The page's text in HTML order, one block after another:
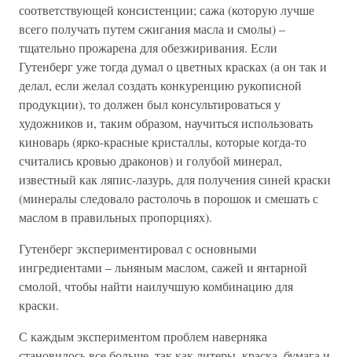
соответствующей консистенции; сажа (которую лучше
всего получать путем сжигания масла и смолы) –
тщательно прожарена для обезжиривания. Если
Гутенберг уже тогда думал о цветных красках (а он так и
делал, если желал создать конкуренцию рукописной
продукции), то должен был консультироваться у
художников и, таким образом, научиться использовать
киноварь (ярко-красные кристаллы, которые когда-то
считались кровью драконов) и голубой минерал,
известный как ляпис-лазурь, для получения синей краски
(минералы следовало растолочь в порошок и смешать с
маслом в правильных пропорциях).
Гутенберг экспериментировал с основными
ингредиентами – льняным маслом, сажей и янтарной
смолой, чтобы найти наилучшую комбинацию для
краски.
С каждым экспериментом проблем наверняка